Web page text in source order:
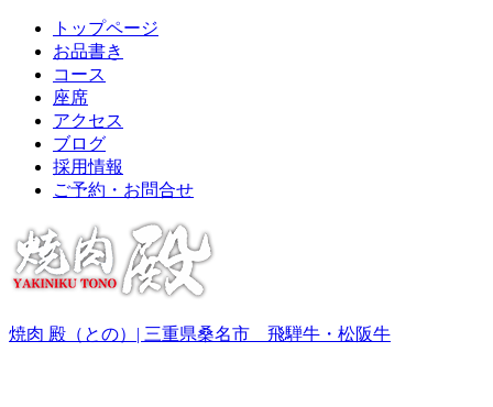
トップページ
お品書き
コース
座席
アクセス
ブログ
採用情報
ご予約・お問合せ
焼肉 殿（との）| 三重県桑名市 飛騨牛・松阪牛